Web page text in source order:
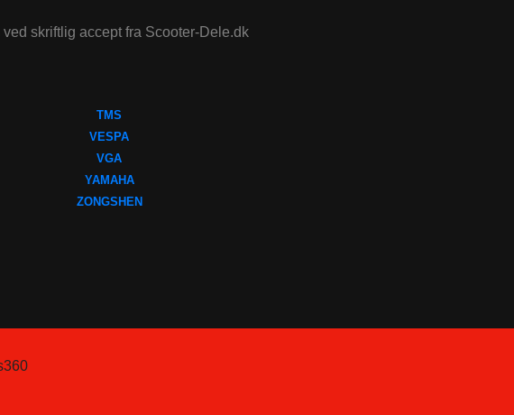
skriftlig accept fra Scooter-Dele.dk
TMS
VESPA
VGA
YAMAHA
ZONGSHEN